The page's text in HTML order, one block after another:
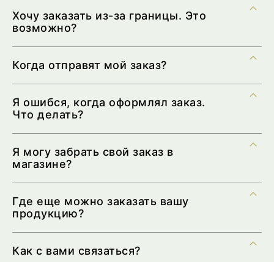
Хочу заказать из-за границы. Это
возможно?
Когда отправят мой заказ?
Я ошибся, когда оформлял заказ.
Что делать?
Я могу забрать свой заказ в
магазине?
Где еще можно заказать вашу
продукцию?
Как с вами связаться?